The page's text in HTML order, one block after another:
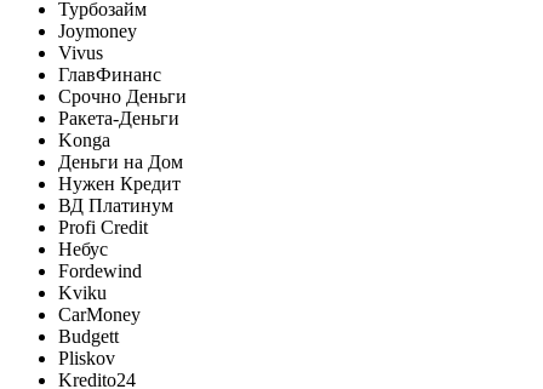
Турбозайм
Joymoney
Vivus
ГлавФинанс
Срочно Деньги
Ракета-Деньги
Konga
Деньги на Дом
Нужен Кредит
ВД Платинум
Profi Credit
Небус
Fordewind
Kviku
CarMoney
Budgett
Pliskov
Kredito24